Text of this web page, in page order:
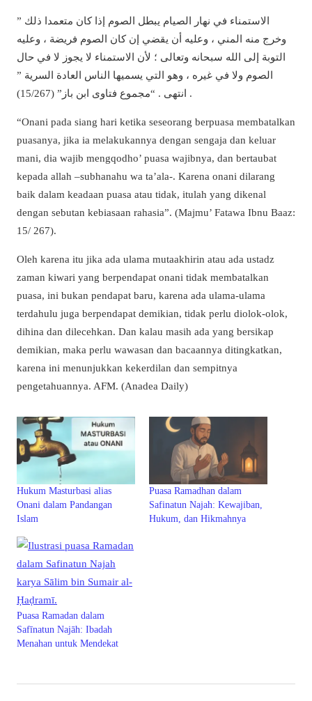
” الاستمناء في نهار الصيام يبطل الصوم إذا كان متعمدا ذلك
وخرج منه المني ، وعليه أن يقضي إن كان الصوم فريضة ، وعليه
التوبة إلى الله سبحانه وتعالى ؛ لأن الاستمناء لا يجوز لا في حال
الصوم ولا في غيره ، وهو التي يسميها الناس العادة السرية ”
انتهى . “مجموع فتاوى ابن باز” (15/267) .
“Onani pada siang hari ketika seseorang berpuasa membatalkan
puasanya, jika ia melakukannya dengan sengaja dan keluar
mani, dia wajib mengqodho’ puasa wajibnya, dan bertaubat
kepada allah –subhanahu wa ta’ala-. Karena onani dilarang
baik dalam keadaan puasa atau tidak, itulah yang dikenal
dengan sebutan kebiasaan rahasia”. (Majmu’ Fatawa Ibnu Baaz:
15/ 267).
Oleh karena itu jika ada ulama mutaakhirin atau ada ustadz
zaman kiwari yang berpendapat onani tidak membatalkan
puasa, ini bukan pendapat baru, karena ada ulama-ulama
terdahulu juga berpendapat demikian, tidak perlu diolok-olok,
dihina dan dilecehkan. Dan kalau masih ada yang bersikap
demikian, maka perlu wawasan dan bacaannya ditingkatkan,
karena ini menunjukkan kekerdilan dan sempitnya
pengetahuannya. AFM. (Anadea Daily)
Hukum Masturbasi alias
Onani dalam Pandangan
Islam
Puasa Ramadhan dalam
Safinatun Najah: Kewajiban,
Hukum, dan Hikmahnya
Puasa Ramadan dalam
Safīnatun Najāh: Ibadah
Menahan untuk Mendekat